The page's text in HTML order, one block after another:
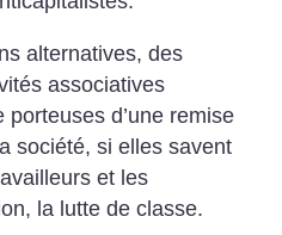
alternatives, des
associatives
d’une remise
société, si elles savent
et les
la lutte de classe.